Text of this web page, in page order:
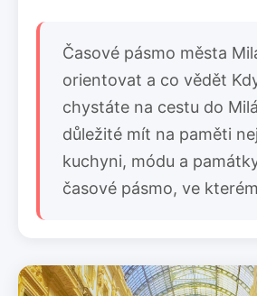
Časové pásmo města
orientovat a co vědět
chystáte na cestu do
důležité mít na paměti
kuchyni, módu a
časové pásmo, ve